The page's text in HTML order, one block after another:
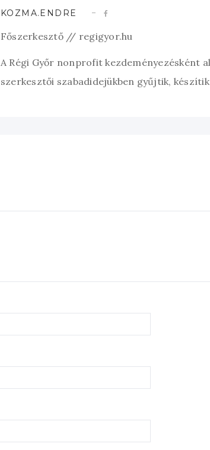
KOZMA.ENDRE
Főszerkesztő // regigyor.hu
A Régi Győr nonprofit kezdeményezésként
szerkesztői szabadidejükben gyűjtik,